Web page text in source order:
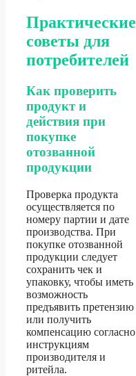
Практические
советы для
потребителей
Как проверить
продукт и
действия при
покупке
отозванной
продукции
Проверка продукта
осуществляется по
номеру партии и дате
производства. При
покупке отозванной
продукции следует
сохранить чек и
упаковку, чтобы иметь
возможность
предъявить претензию
или получить
компенсацию согласно
инструкциям
производителя и
ритейла.